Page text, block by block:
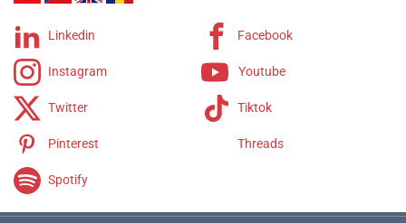
Linkedin Facebook
Instagram Youtube
Twitter Tiktok
Pinterest Threads
Spotify